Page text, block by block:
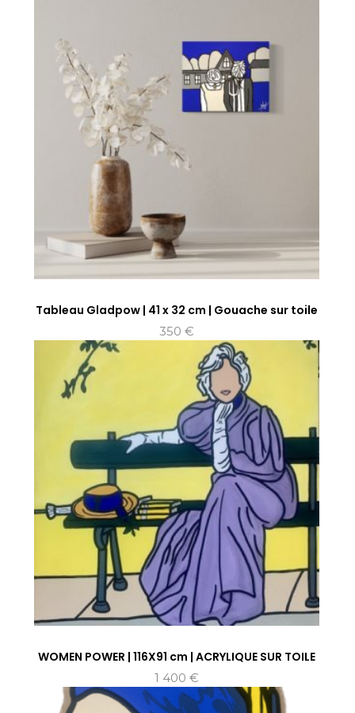
Tableau Gladpow | 41 x 32 cm | Gouache sur toile
350€
WOMEN POWER | 116X91 cm | ACRYLIQUE SUR TOILE
1 400€